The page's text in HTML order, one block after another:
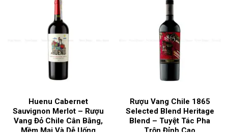
Huenu Cabernet
Sauvignon Merlot – Rượu
Vang Đỏ Chile Cân Bằng,
Mềm Mại Và Dễ Uống
Rượu Vang Chile 1865
Selected Blend Heritage
Blend – Tuyệt Tác Pha
Trộn Đỉnh Cao